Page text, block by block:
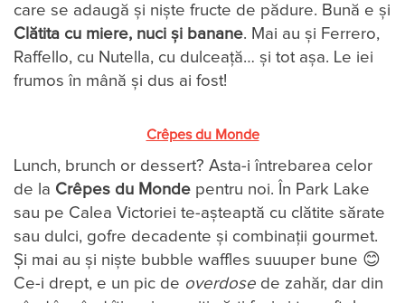
care se adaugă și niște fructe de pădure. Bună e și
Clătita cu miere, nuci și banane. Mai au și Ferrero,
Raffello, cu Nutella, cu dulceață… și tot așa. Le iei
frumos în mână și dus ai fost!
Crêpes du Monde
Lunch, brunch or dessert? Asta-i întrebarea celor
de la Crêpes du Monde pentru noi. În Park Lake
sau pe Calea Victoriei te-așteaptă cu clătite sărate
sau dulci, gofre decadente și combinații gourmet.
Și mai au și niște bubble waffles suuuper bune 😊
Ce-i drept, e un pic de overdose de zahăr, dar din